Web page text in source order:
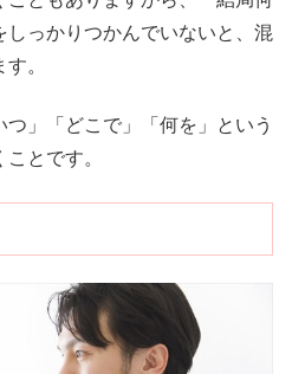
っかりつかんでいないと、混
。
」「どこで」「何を」という
とです。